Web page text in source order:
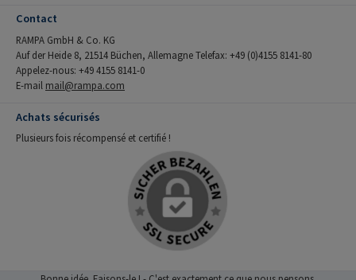
Contact
RAMPA GmbH & Co. KG
Auf der Heide 8, 21514 Büchen, Allemagne Telefax: +49 (0)4155 8141-80
Appelez-nous: +49 4155 8141-0
E-mail mail@rampa.com
Achats sécurisés
Plusieurs fois récompensé et certifié !